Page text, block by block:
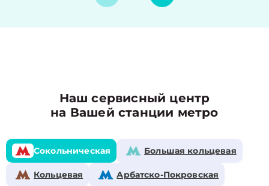
Наш сервисный центр
на Вашей станции метро
Сокольническая Большая кольцевая
Кольцевая Арбатско-Покровская